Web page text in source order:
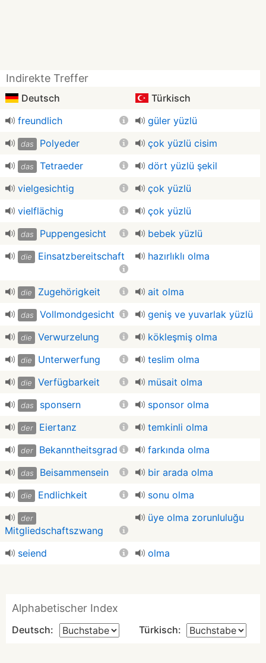
Indirekte Treffer
Deutsch
Türkisch
freundlich
güler yüzlü
das Polyeder çok yüzlü cisim
das Tetraeder
dört yüzlü şekil
vielgesichtig
çok yüzlü
vielflächig
çok yüzlü
das Puppengesicht bebek yüzlü
die Einsatzbereitschaft hazırlıklı olma
die Zugehörigkeit ait olma
das Vollmondgesicht geniş ve yuvarlak yüzlü
die Verwurzelung kökleşmiş olma
die Unterwerfung teslim olma
die Verfügbarkeit müsait olma
das sponsern sponsor olma
der Eiertanz temkinli olma
der Bekanntheitsgrad farkında olma
das Beisammensein bir arada olma
die Endlichkeit sonu olma
der
Mitgliedschaftszwang
üye olma zorunluluğu
seiend olma
Alphabetischer Index
Deutsch: Türkisch: